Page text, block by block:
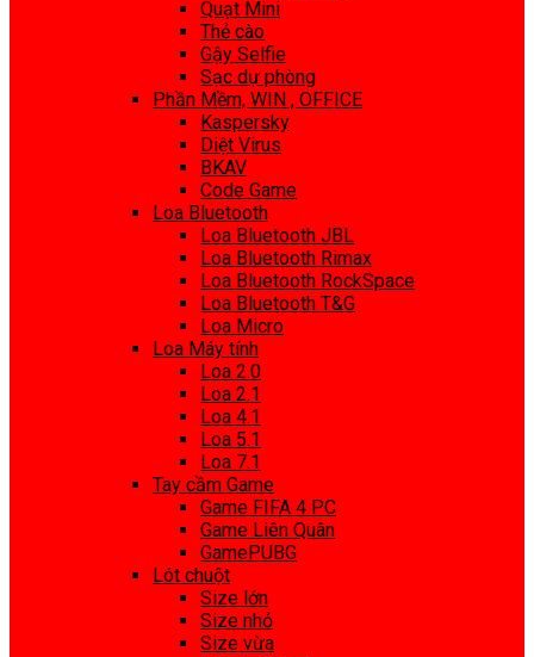
Quạt Mini
Thẻ cào
Gậy Selfie
Sạc dự phòng
Phần Mềm, WIN , OFFICE
Kaspersky
Diệt Virus
BKAV
Code Game
Loa Bluetooth
Loa Bluetooth JBL
Loa Bluetooth Rimax
Loa Bluetooth RockSpace
Loa Bluetooth T&G
Loa Micro
Loa Máy tính
Loa 2.0
Loa 2.1
Loa 4.1
Loa 5.1
Loa 7.1
Tay cầm Game
Game FIFA 4 PC
Game Liên Quân
GamePUBG
Lót chuột
Size lớn
Size nhỏ
Size vừa